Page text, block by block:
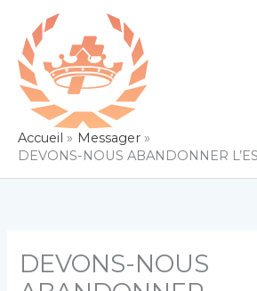
contenu
Accueil
Messager
DEVONS-NOUS ABANDONNER
DEVONS-NOUS